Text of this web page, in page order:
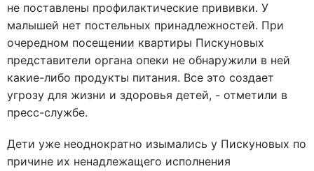
не поставлены профилактические прививки. У
малышей нет постельных принадлежностей. При
очередном посещении квартиры Пискуновых
представители органа опеки не обнаружили в ней
какие-либо продукты питания. Все это создает
угрозу для жизни и здоровья детей, - отметили в
пресс-службе.
Дети уже неоднократно изымались у Пискуновых по
причине их ненадлежащего исполнения